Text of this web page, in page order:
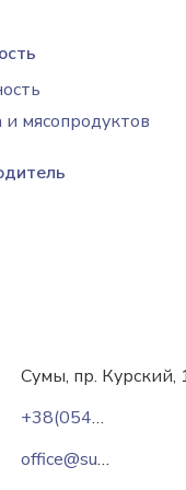
мясопродуктов
Сумы, пр. Курский,
+38(0542)658874
office@sumymeat.com.ua